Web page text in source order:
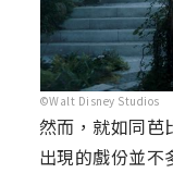
©Walt Disney Studios
然而，就如同芭
出現的戲份並不